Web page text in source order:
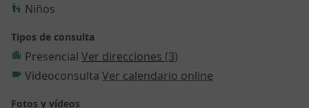
Niños
Tipos de consulta
Presencial Ver direcciones (3)
Videoconsulta Ver calendario online
Fotos y vídeos